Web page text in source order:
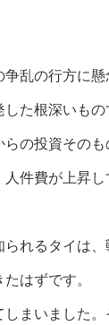
乱の行方に懸
た根深いもの
の投資そのも
件費が上昇
れるタイは
はずです。
まいました